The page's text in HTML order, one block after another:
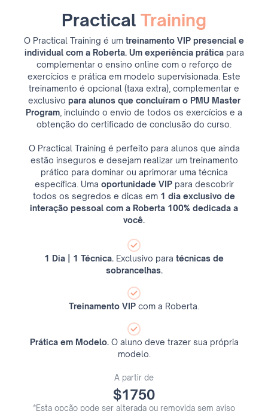
Practical Training
O Practical Training é um treinamento VIP presencial e
individual com a Roberta. Um experiência práticapara
complementar o ensino online com o reforço de
exercícios e prática em modelo supervisionada. Este
treinamento é opcional (taxa extra), complementar e
exclusivo para alunos que concluíram o PMU Master
Program , incluindo o envio de todos os exercícios e a
obtenção do certificado de conclusão do curso.
O Practical Training é perfeito para alunos que ainda
estão inseguros e desejam realizar um treinamento
prático para dominar ou aprimorar uma técnica
específica. Uma oportunidade VIPpara descobrir
todos os segredos e dicas em 1 dia exclusivo de
interação pessoal com a Roberta 100% dedicada a
você.
1 Dia | 1 Técnica. Exclusivo para técnicas de
sobrancelhas.
Treinamento VIP com a Roberta.
Prática em Modelo. O aluno deve trazer sua própria
modelo.
A partir de
$1750
*Esta opção pode ser alterada ou removida sem aviso